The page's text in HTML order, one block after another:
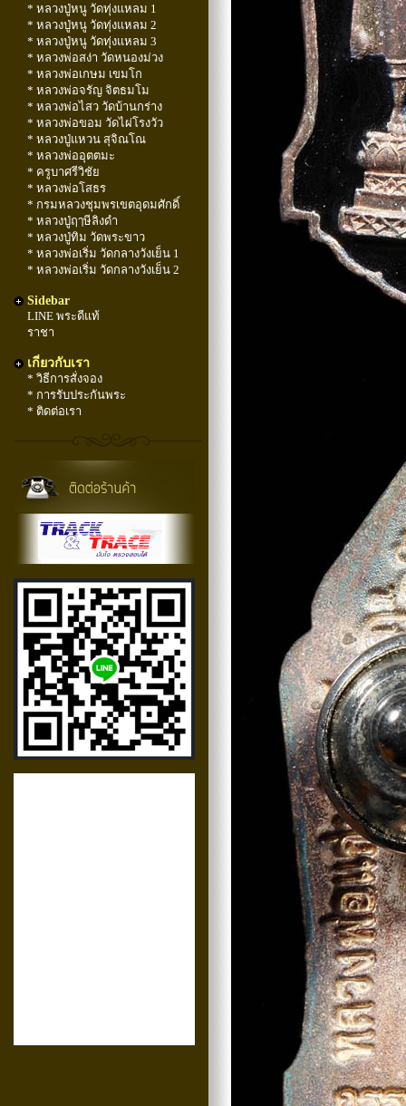
* หลวงปู่หนู วัดทุ่งแหลม 1
* หลวงปู่หนู วัดทุ่งแหลม 2
* หลวงปู่หนู วัดทุ่งแหลม 3
* หลวงพ่อสง่า วัดหนองม่วง
* หลวงพ่อเกษม เขมโก
* หลวงพ่อจรัญ จิตธมโม
* หลวงพ่อไสว วัดบ้านกร่าง
* หลวงพ่อขอม วัดไผ่โรงวัว
* หลวงปู่แหวน สุจิณโณ
* หลวงพ่ออุตตมะ
* ครูบาศรีวิชัย
* หลวงพ่อโสธร
* กรมหลวงชุมพรเขตอุดมศักดิ์
* หลวงปู่ฤๅษีลิงดำ
* หลวงปู่ทิม วัดพระขาว
* หลวงพ่อเริ่ม วัดกลางวังเย็น 1
* หลวงพ่อเริ่ม วัดกลางวังเย็น 2
Sidebar
LINE พระดีแท้
ราชา
เกี่ยวกับเรา
* วิธีการสั่งจอง
* การรับประกันพระ
* ติดต่อเรา